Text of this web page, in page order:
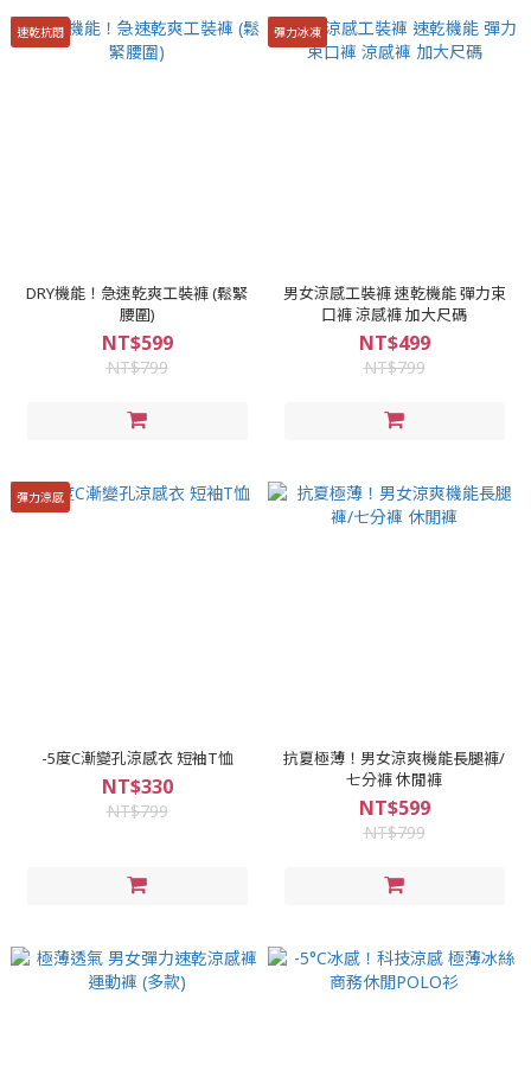
速乾抗悶
DRY機能！急速乾爽工裝褲 (鬆緊
腰圍)
NT$599
NT$799
彈力冰凍
男女涼感工裝褲 速乾機能 彈力束
口褲 涼感褲 加大尺碼
NT$499
NT$799
彈力涼感
-5度C漸變孔涼感衣 短袖T恤
NT$330
NT$799
抗夏極薄！男女涼爽機能長腿褲/
七分褲 休閒褲
NT$599
NT$799